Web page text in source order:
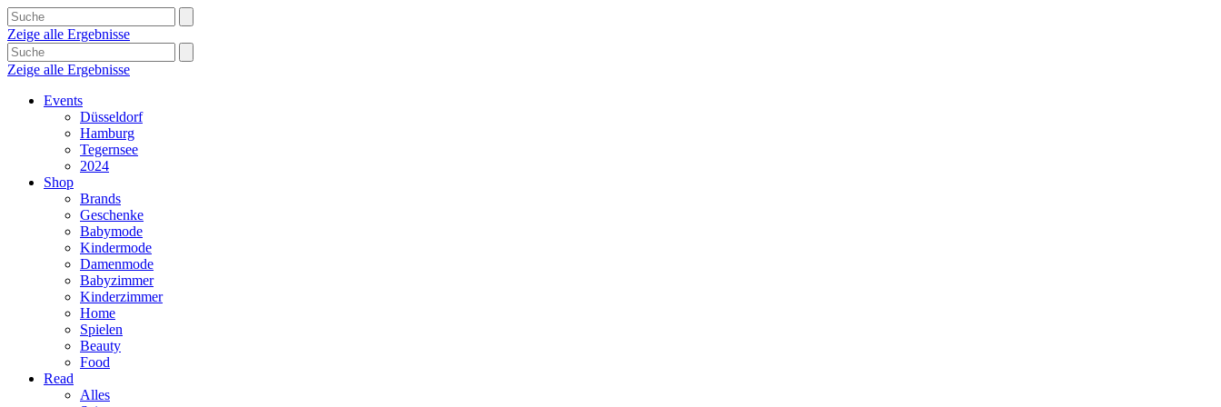
Zeige alle Ergebnisse
Zeige alle Ergebnisse
Events
Düsseldorf
Hamburg
Tegernsee
2024
Shop
Brands
Geschenke
Babymode
Kindermode
Damenmode
Babyzimmer
Kinderzimmer
Home
Spielen
Beauty
Food
Read
Alles